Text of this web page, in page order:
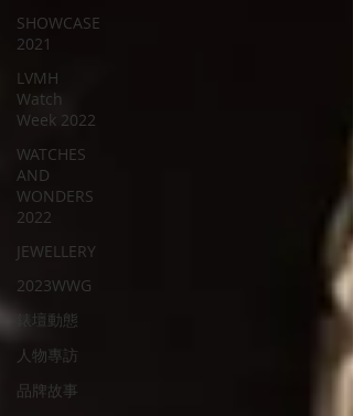
SHOWCASE
2021
LVMH
Watch
Week 2022
WATCHES
AND
WONDERS
2022
JEWELLERY
2023WWG
錶壇動態
人物專訪
品牌故事